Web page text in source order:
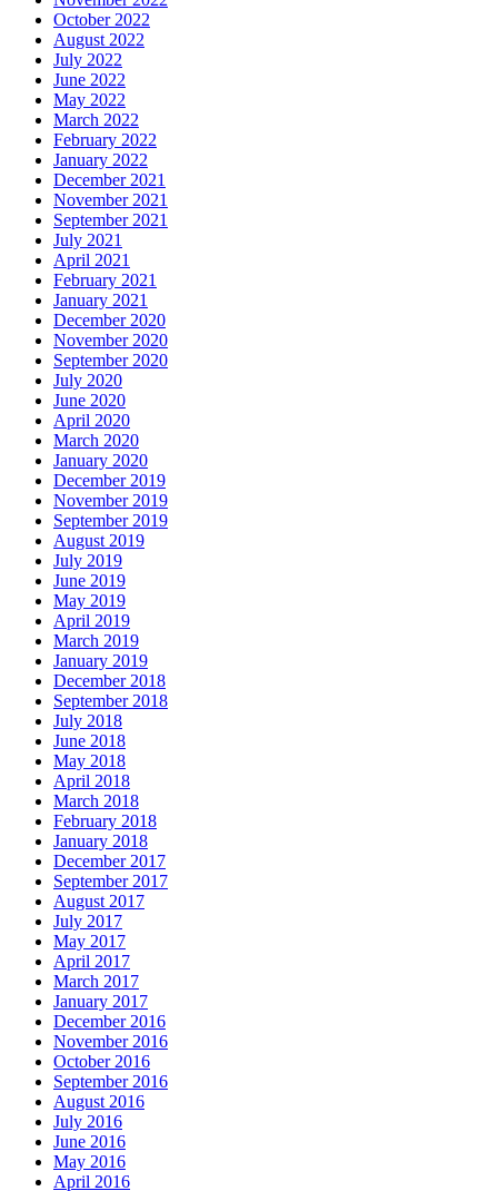
October 2022
August 2022
July 2022
June 2022
May 2022
March 2022
February 2022
January 2022
December 2021
November 2021
September 2021
July 2021
April 2021
February 2021
January 2021
December 2020
November 2020
September 2020
July 2020
June 2020
April 2020
March 2020
January 2020
December 2019
November 2019
September 2019
August 2019
July 2019
June 2019
May 2019
April 2019
March 2019
January 2019
December 2018
September 2018
July 2018
June 2018
May 2018
April 2018
March 2018
February 2018
January 2018
December 2017
September 2017
August 2017
July 2017
May 2017
April 2017
March 2017
January 2017
December 2016
November 2016
October 2016
September 2016
August 2016
July 2016
June 2016
May 2016
April 2016